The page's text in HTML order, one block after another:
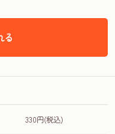
る
330円(税込)